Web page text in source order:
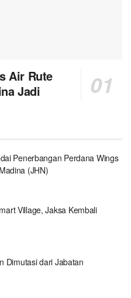
Air Rute
Jadi
Penerbangan Perdana Wings
(JHN)
Village, Jaksa Kembali
Dimutasi dari Jabatan